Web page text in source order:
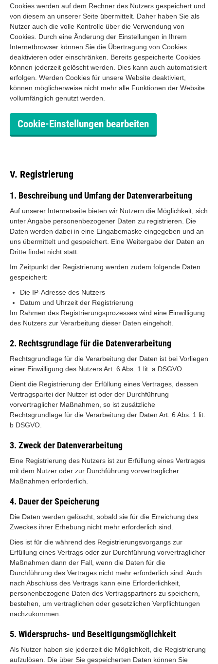
Cookies werden auf dem Rechner des Nutzers gespeichert und
von diesem an unserer Seite übermittelt. Daher haben Sie als
Nutzer auch die volle Kontrolle über die Verwendung von
Cookies. Durch eine Änderung der Einstellungen in Ihrem
Internetbrowser können Sie die Übertragung von Cookies
deaktivieren oder einschränken. Bereits gespeicherte Cookies
können jederzeit gelöscht werden. Dies kann auch automatisiert
erfolgen. Werden Cookies für unsere Website deaktiviert,
können möglicherweise nicht mehr alle Funktionen der Website
vollumfänglich genutzt werden.
Cookie-Einstellungen bearbeiten
V. Registrierung
1. Beschreibung und Umfang der Datenverarbeitung
Auf unserer Internetseite bieten wir Nutzern die Möglichkeit, sich
unter Angabe personenbezogener Daten zu registrieren. Die
Daten werden dabei in eine Eingabemaske eingegeben und an
uns übermittelt und gespeichert. Eine Weitergabe der Daten an
Dritte findet nicht statt.
Im Zeitpunkt der Registrierung werden zudem folgende Daten
gespeichert:
Die IP-Adresse des Nutzers
Datum und Uhrzeit der Registrierung
Im Rahmen des Registrierungsprozesses wird eine Einwilligung
des Nutzers zur Verarbeitung dieser Daten eingeholt.
2. Rechtsgrundlage für die Datenverarbeitung
Rechtsgrundlage für die Verarbeitung der Daten ist bei Vorliegen
einer Einwilligung des Nutzers Art. 6 Abs. 1 lit. a DSGVO.
Dient die Registrierung der Erfüllung eines Vertrages, dessen
Vertragspartei der Nutzer ist oder der Durchführung
vorvertraglicher Maßnahmen, so ist zusätzliche
Rechtsgrundlage für die Verarbeitung der Daten Art. 6 Abs. 1 lit.
b DSGVO.
3. Zweck der Datenverarbeitung
Eine Registrierung des Nutzers ist zur Erfüllung eines Vertrages
mit dem Nutzer oder zur Durchführung vorvertraglicher
Maßnahmen erforderlich.
4. Dauer der Speicherung
Die Daten werden gelöscht, sobald sie für die Erreichung des
Zweckes ihrer Erhebung nicht mehr erforderlich sind.
Dies ist für die während des Registrierungsvorgangs zur
Erfüllung eines Vertrags oder zur Durchführung vorvertraglicher
Maßnahmen dann der Fall, wenn die Daten für die
Durchführung des Vertrages nicht mehr erforderlich sind. Auch
nach Abschluss des Vertrags kann eine Erforderlichkeit,
personenbezogene Daten des Vertragspartners zu speichern,
bestehen, um vertraglichen oder gesetzlichen Verpflichtungen
nachzukommen.
5. Widerspruchs- und Beseitigungsmöglichkeit
Als Nutzer haben sie jederzeit die Möglichkeit, die Registrierung
aufzulösen. Die über Sie gespeicherten Daten können Sie